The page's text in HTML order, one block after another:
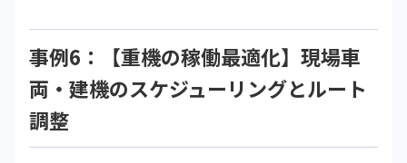
事例6：【重機の稼働最適化】現場車
両・建機のスケジューリングとルート
調整